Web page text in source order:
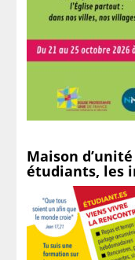
Maison
étudiants, les